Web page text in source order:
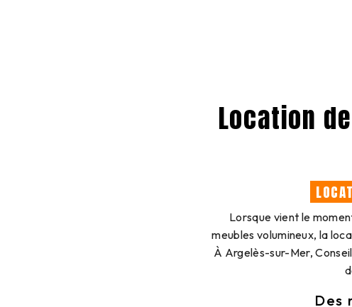
Location
Lorsque vient le
meubles volumineux, la
À Argelès-sur-Mer,
Des